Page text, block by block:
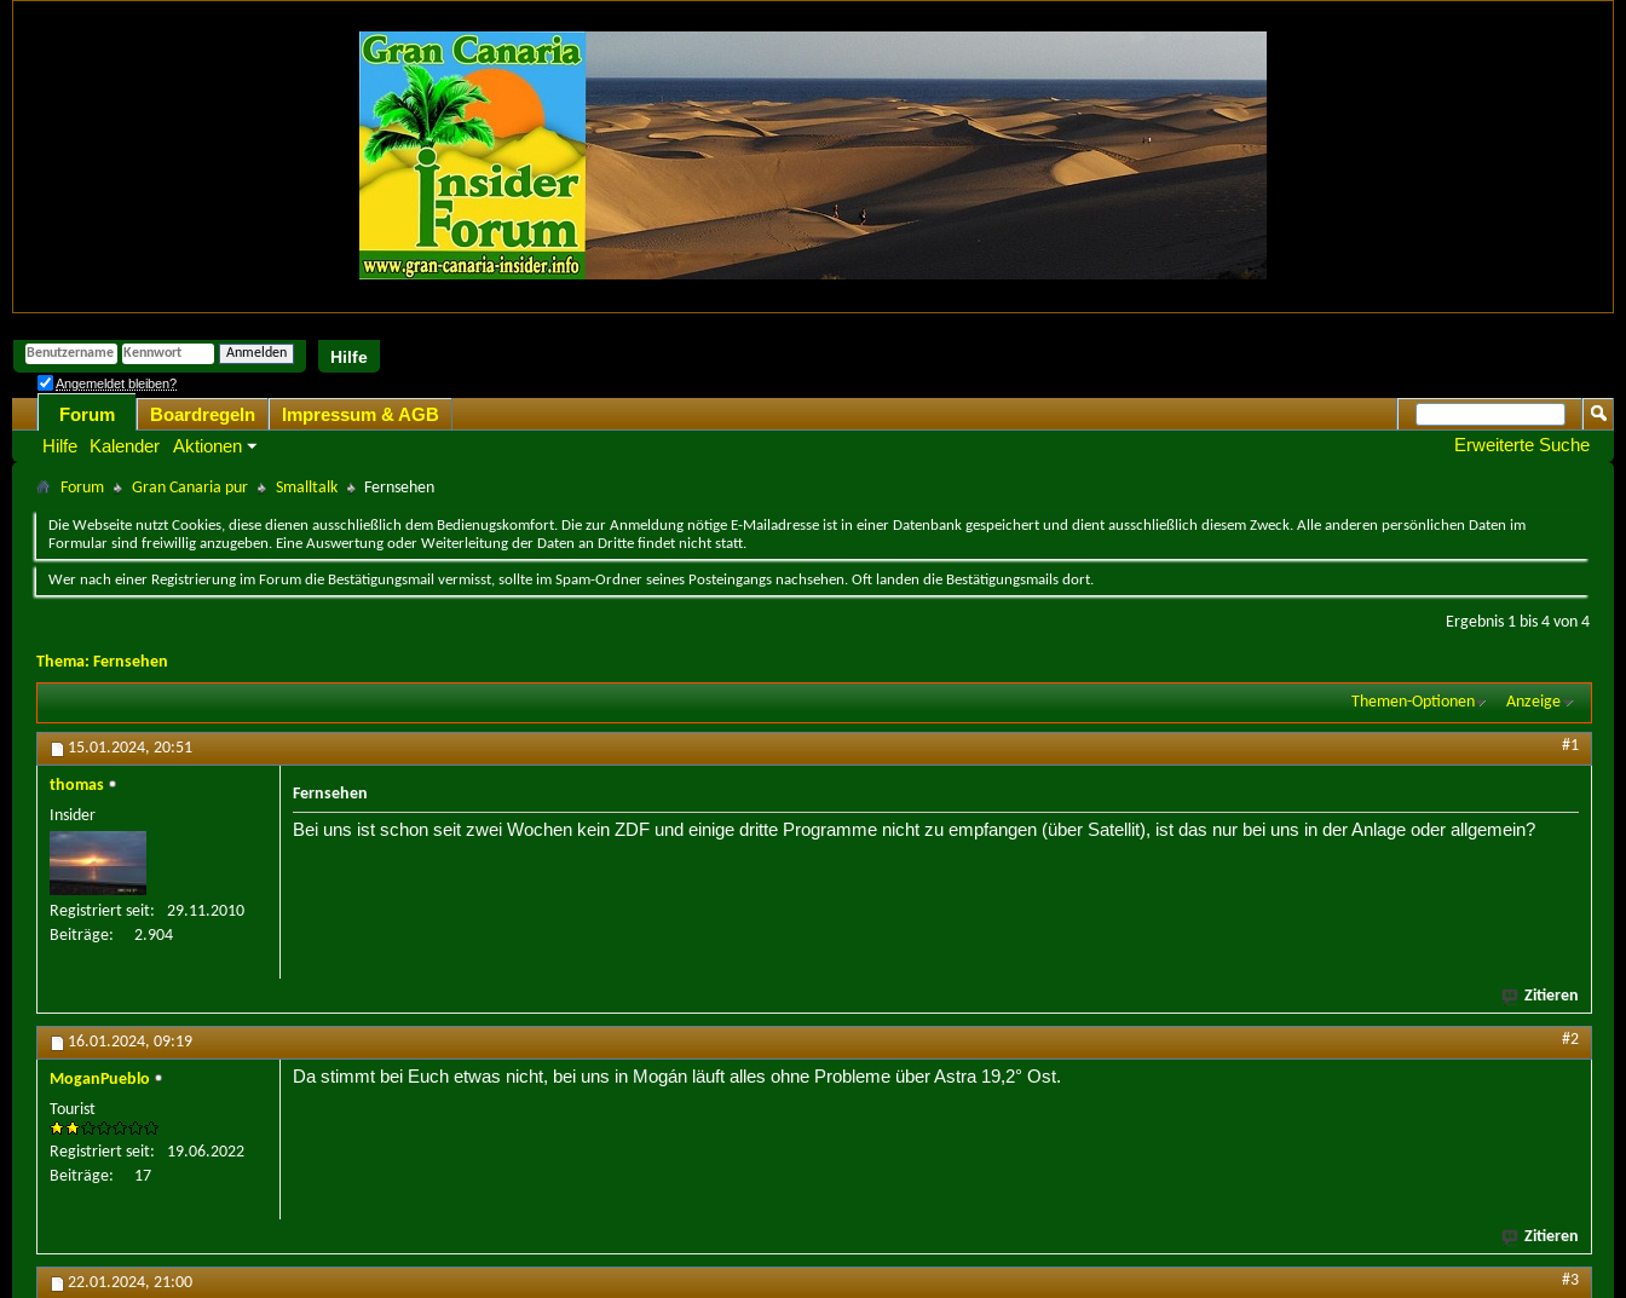
Hilfe
Angemeldet bleiben?
Forum
Hilfe
Kalender Aktionen
Boardregeln
Impressum & AGB
Erweiterte Suche
Forum Gran Canaria pur Smalltalk Fernsehen
Die Webseite nutzt Cookies, diese dienen ausschließlich dem Bedienugskomfort. Die zur Anmeldung nötige E-Mailadresse ist in einer Datenbank gespeichert und dient ausschließlich diesem Zweck. Alle anderen persönlichen Daten im
Formular sind freiwillig anzugeben. Eine Auswertung oder Weiterleitung der Daten an Dritte findet nicht statt.
Wer nach einer Registrierung im Forum die Bestätigungsmail vermisst, sollte im Spam-Ordner seines Posteingangs nachsehen. Oft landen die Bestätigungsmails dort.
Ergebnis 1 bis 4 von 4
Thema: Fernsehen
Themen-Optionen Anzeige
15.01.2024, 20:51 #1
thomas
Insider
Registriert seit
29.11.2010
Beiträge
2.904
Fernsehen
Bei uns ist schon seit zwei Wochen kein ZDF und einige dritte Programme nicht zu empfangen (über Satellit), ist das nur bei uns in der Anlage oder allgemein?
Zitieren
16.01.2024, 09:19 #2
MoganPueblo
Tourist
Registriert seit
19.06.2022
Beiträge
17
Da stimmt bei Euch etwas nicht, bei uns in Mogán läuft alles ohne Probleme über Astra 19,2° Ost.
Zitieren
22.01.2024, 21:00 #3